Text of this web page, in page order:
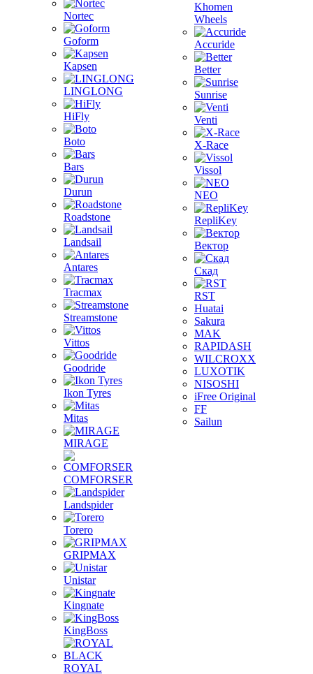
Nortec
Goform
Kapsen
LINGLONG
HiFly
Boto
Bars
Durun
Roadstone
Landsail
Antares
Tracmax
Streamstone
Vittos
Goodride
Ikon Tyres
Mitas
MIRAGE
COMFORSER
Landspider
Torero
GRIPMAX
Unistar
Kingnate
KingBoss
ROYAL
Khomen
Wheels
Accuride
Better
Sunrise
Venti
X-Race
Vissol
NEO
RepliKey
Вектор
Скад
RST
Huatai
Sakura
MAK
RAPIDASH
WILCROXX
LUXOTIK
NISOSHI
iFree Original
FF
Sailun